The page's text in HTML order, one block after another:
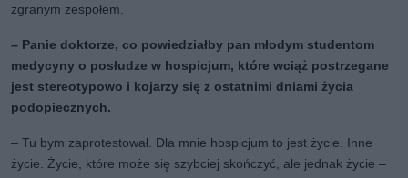
zgranym zespołem.
– Panie doktorze, co powiedziałby pan młodym studentom
medycyny o posłudze w hospicjum, które wciąż postrzegane
jest stereotypowo i kojarzy się z ostatnimi dniami życia
podopiecznych.
– Tu bym zaprotestował. Dla mnie hospicjum to jest życie. Inne
życie. Życie, które może się szybciej skończyć, ale jednak życie –